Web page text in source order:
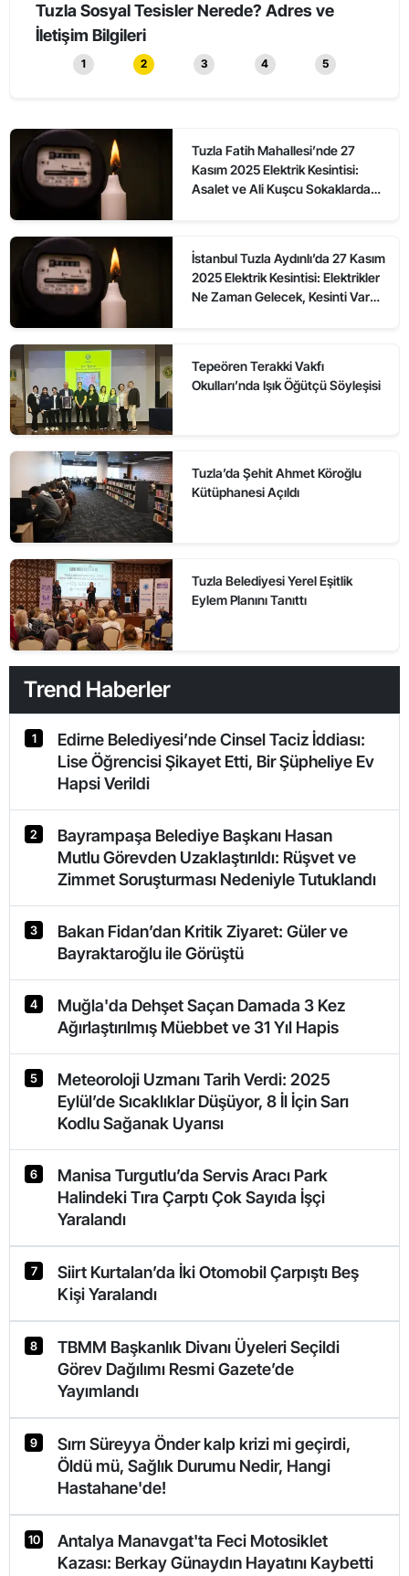
Tuzla’da Erkeklerin Katıldığı Sessiz Yürüyüş
Düzenlendi
1 2 3 4 5
Tuzla Fatih Mahallesi’nde 27
Kasım 2025 Elektrik Kesintisi:
Asalet ve Ali Kuşcu Sokaklarda
İstanbul Tuzla Aydınlı’da 27 Kasım
2025 Elektrik Kesintisi: Elektrikler
Ne Zaman Gelecek, Kesinti Var
Tepeören Terakki Vakfı
Okulları’nda Işık Öğütçü Söyleşisi
Tuzla’da Şehit Ahmet Köroğlu
Kütüphanesi Açıldı
Tuzla Belediyesi Yerel Eşitlik
Eylem Planını Tanıttı
Trend Haberler
1
Edirne Belediyesi’nde Cinsel Taciz İddiası:
Lise Öğrencisi Şikayet Etti, Bir Şüpheliye Ev
Hapsi Verildi
2
Bayrampaşa Belediye Başkanı Hasan
Mutlu Görevden Uzaklaştırıldı: Rüşvet ve
Zimmet Soruşturması Nedeniyle Tutuklandı
3
Bakan Fidan’dan Kritik Ziyaret: Güler ve
Bayraktaroğlu ile Görüştü
4
Muğla'da Dehşet Saçan Damada 3 Kez
Ağırlaştırılmış Müebbet ve 31 Yıl Hapis
5
Meteoroloji Uzmanı Tarih Verdi: 2025
Eylül’de Sıcaklıklar Düşüyor, 8 İl İçin Sarı
Kodlu Sağanak Uyarısı
6
Manisa Turgutlu’da Servis Aracı Park
Halindeki Tıra Çarptı Çok Sayıda İşçi
Yaralandı
7
Siirt Kurtalan’da İki Otomobil Çarpıştı Beş
Kişi Yaralandı
8
TBMM Başkanlık Divanı Üyeleri Seçildi
Görev Dağılımı Resmi Gazete’de
Yayımlandı
9
Sırrı Süreyya Önder kalp krizi mi geçirdi,
Öldü mü, Sağlık Durumu Nedir, Hangi
Hastahane'de!
10
Antalya Manavgat'ta Feci Motosiklet
Kazası: Berkay Günaydın Hayatını Kaybetti